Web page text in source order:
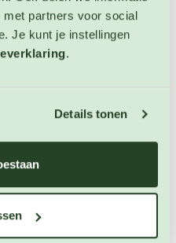
partners voor social
Je kunt je instellingen
.
Details tonen
Jasper